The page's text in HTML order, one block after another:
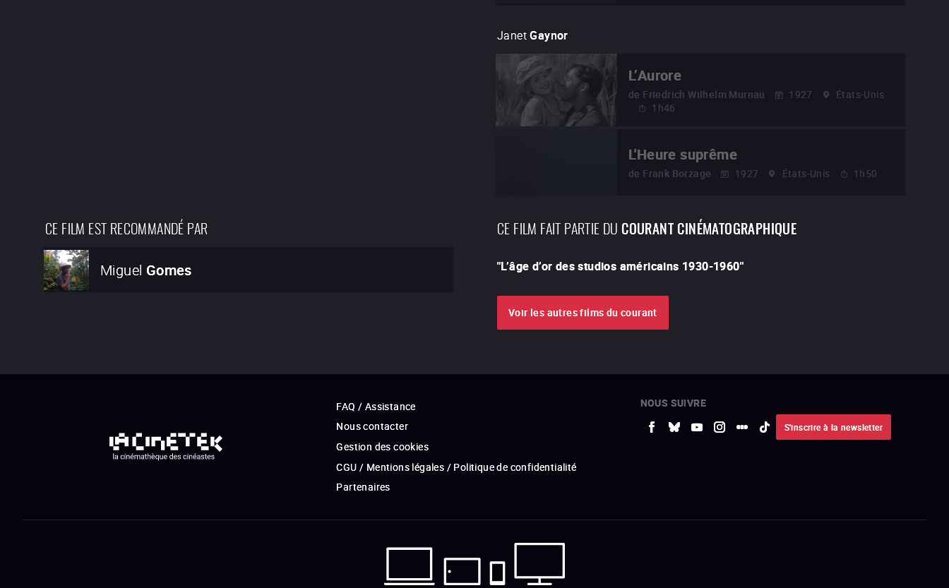
Janet Gaynor
L’Aurore
de Friedrich Wilhelm Murnau 1927
États-Unis
1h46
L'Heure suprême
de Frank Borzage 1927 États-Unis 1h50
CE FILM EST RECOMMANDÉ PAR
Miguel Gomes
CE FILM FAIT PARTIE DU COURANT CINÉMATOGRAPHIQUE
"L’âge d’or des studios américains 1930-1960"
Voir les autres films du courant
FAQ / Assistance
Nous contacter
Gestion des cookies
CGU / Mentions légales / Politique de confidentialité
Partenaires
NOUS SUIVRE
S'inscrire à la newsletter